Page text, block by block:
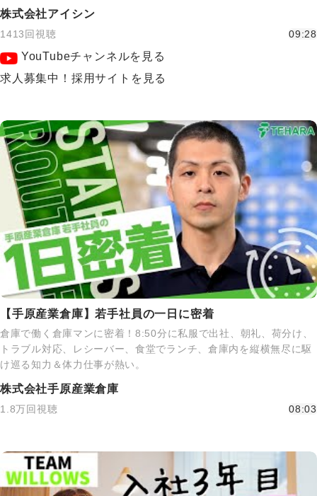
株式会社アイシン
1413回視聴 09:28
YouTubeチャンネルを見る
求人募集中！採用サイトを見る
【手原産業倉庫】若手社員の一日に密着
倉庫で働く倉庫マンに密着！8:50分に私服で出社、朝礼、荷分け、
トラブル対応、レシーバー、食堂でランチ、倉庫内を縦横無尽に駆
け巡る知力＆体力仕事が熱い。
株式会社手原産業倉庫
1.8万回視聴 08:03